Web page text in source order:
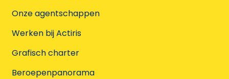
Onze agentschappen
Werken bij Actiris
Grafisch charter
Beroepenpanorama